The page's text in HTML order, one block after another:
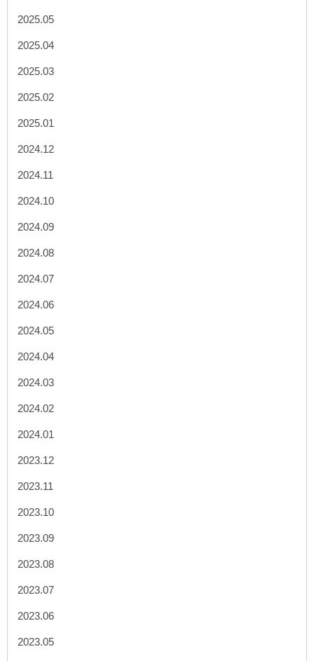
2025.05
2025.04
2025.03
2025.02
2025.01
2024.12
2024.11
2024.10
2024.09
2024.08
2024.07
2024.06
2024.05
2024.04
2024.03
2024.02
2024.01
2023.12
2023.11
2023.10
2023.09
2023.08
2023.07
2023.06
2023.05